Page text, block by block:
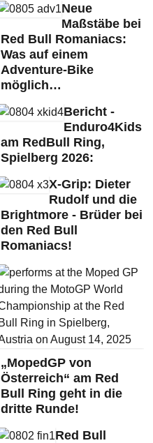
Neue
Maßstäbe bei
Red Bull Romaniacs:
Was auf einem
Adventure-Bike
möglich…
Bericht -
Enduro4Kids
am RedBull Ring,
Spielberg 2026:
X-Grip: Dieter
Rudolf und die
Brightmore - Brüder bei
den Red Bull
Romaniacs!
„MopedGP von
Österreich“ am Red
Bull Ring geht in die
dritte Runde!
Red Bull